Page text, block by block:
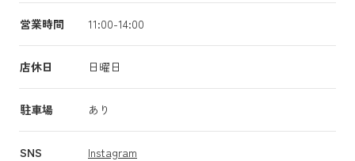
営業時間 11:00-14:00
店休日 日曜日
駐車場 あり
SNS Instagram